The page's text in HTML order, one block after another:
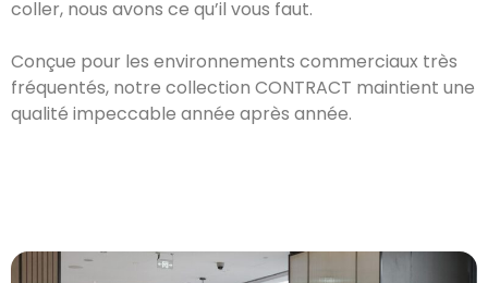
coller, nous avons ce qu’il vous faut.
Conçue pour les environnements commerciaux très
fréquentés, notre collection CONTRACT maintient une
qualité impeccable année après année.